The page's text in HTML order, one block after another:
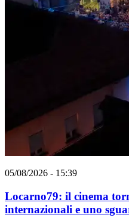
05/08/2026 - 15:39
Locarno79: il cinema
internazionali e uno